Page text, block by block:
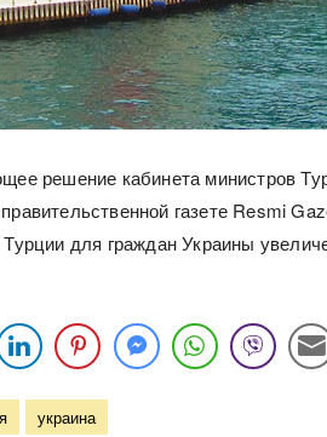
решение кабинета министров
газете Resmi
для граждан Украины
украина